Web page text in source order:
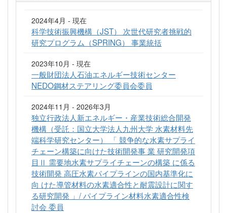
2024年4月 - 現在
科学技術振興機構（JST） 次世代研究者挑戦的
研究プログラム（SPRING） 事業統括
2023年10月 - 現在
一般財団法人石油エネルギー技術センター
NEDO鋼材ステアリング委員会委員
2024年11月 - 2026年3月
独立行政法人新エネルギー・産業技術総合開発
機構（受託：国立大学法人九州大学 水素材料先
端科学研究センター） 「 競争的な水素サプライ
チェーン構築に向けた技術開発事 業 研究開発項
目Ⅱ 需要地水素サプライチェーンの構築 に係る
技術開発 高圧水素パイプラインの国内基準化に
向 けた導管材料の水素適合性と耐震設計に関す
る研究開発 」/ パイプライン材料水素適合性検
討会 委員